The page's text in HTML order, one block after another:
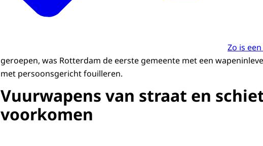
Zo is
geroepen, was Rotterdam de eerste gemeente met een
met persoonsgericht fouilleren.
Vuurwapens van straat en
voorkomen